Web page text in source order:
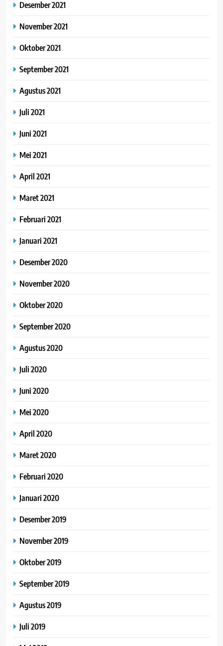
Desember 2021
November 2021
Oktober 2021
September 2021
Agustus 2021
Juli 2021
Juni 2021
Mei 2021
April 2021
Maret 2021
Februari 2021
Januari 2021
Desember 2020
November 2020
Oktober 2020
September 2020
Agustus 2020
Juli 2020
Juni 2020
Mei 2020
April 2020
Maret 2020
Februari 2020
Januari 2020
Desember 2019
November 2019
Oktober 2019
September 2019
Agustus 2019
Juli 2019